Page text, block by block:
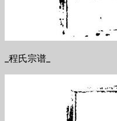
_程氏宗谱_